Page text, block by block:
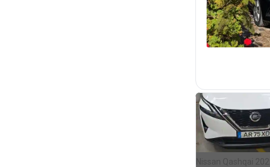
Nissan Qashqai 2022